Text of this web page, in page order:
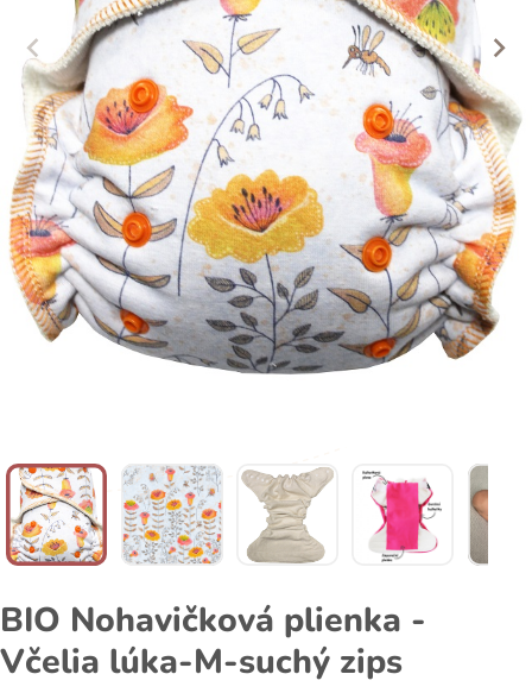
BIO Nohavičková plienka -
Včelia lúka-M-suchý zips